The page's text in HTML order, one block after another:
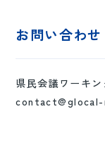
お問い合わせ
県民会議ワーキン